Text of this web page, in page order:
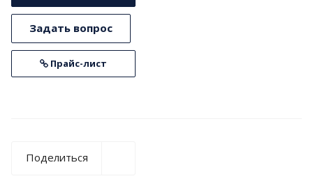
Задать вопрос
Прайс-лист
Поделиться